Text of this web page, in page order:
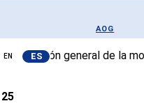
AOG
EN ES